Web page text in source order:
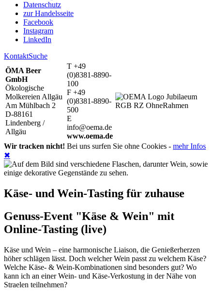
Datenschutz
zur Handelsseite
Facebook
Instagram
LinkedIn
KontaktSuche
ÖMA Beer
GmbH
Ökologische
Molkereien Allgäu
Am Mühlbach 2
D-88161
Lindenberg /
Allgäu
T +49
(0)8381-8890-
100
F +49
(0)8381-8890-
500
E
info@oema.de
www.oema.de
Wir tracken nicht! Bei uns surfen Sie ohne Cookies - mehr Infos
✖
Käse- und Wein-Tasting für zuhause
Genuss-Event "Käse & Wein" mit
Online-Tasting (live)
Käse und Wein – eine harmonische Liaison, die Genießerherzen
höher schlägen lässt. Doch welcher Wein passt zu welchem Käse?
Welche Käse- & Wein-Kombinationen sind besonders gut? Wo
kann ich an einer Wein- und Käse-Verkostung in der Nähe von
Straelen teilnehmen?